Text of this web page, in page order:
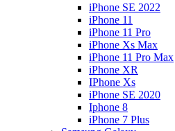
iPhone SE 2022
iPhone 11
iPhone 11 Pro
iPhone Xs Max
iPhone 11 Pro Max
iPhone XR
IPhone Xs
iPhone SE 2020
Iphone 8
iPhone 7 Plus